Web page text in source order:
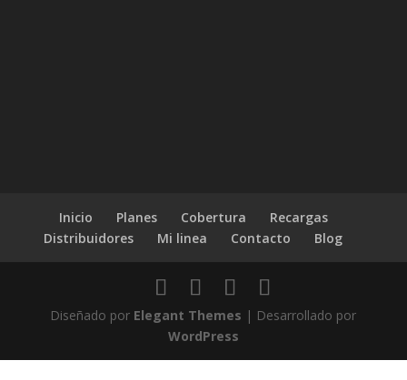
Inicio Planes Cobertura
Recargas
Distribuidores
Mi linea Contacto Blog
Diseñado por Elegant Themes | Desarrollado por
WordPress